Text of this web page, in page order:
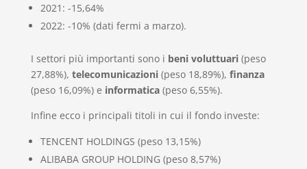
2021: -15,64%
2022: -10% (dati fermi a marzo).
I settori più importanti sono i beni voluttuari(peso
27,88%), telecomunicazioni(peso 18,89%), finanza
(peso 16,09%) e informatica(peso 6,55%).
Infine ecco i principali titoli in cui il fondo investe:
TENCENT HOLDINGS (peso 13,15%)
ALIBABA GROUP HOLDING (peso 8,57%)